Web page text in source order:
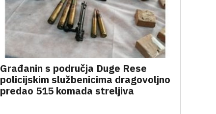
Građanin s područja Duge Rese
policijskim službenicima dragovoljno
predao 515 komada streljiva